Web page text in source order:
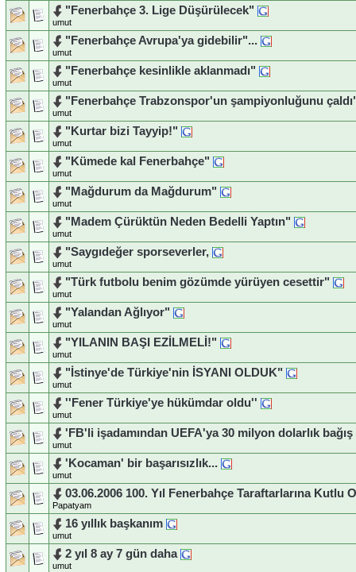
"Fenerbahçe 3. Lige Düşürülecek"
umut
"Fenerbahçe Avrupa'ya gidebilir"...
umut
"Fenerbahçe kesinlikle aklanmadı"
umut
"Fenerbahçe Trabzonspor'un şampiyonluğunu
umut
"Kurtar bizi Tayyip!"
umut
"Kümede kal Fenerbahçe"
umut
"Mağdurum da Mağdurum"
umut
"Madem Çürüktün Neden Bedelli Yaptın"
umut
"Saygıdeğer sporseverler,
umut
"Türk futbolu benim gözümde yürüyen cesettir"
umut
"Yalandan Ağlıyor"
umut
"YILANIN BAŞI EZİLMELİ!"
umut
"İstinye'de Türkiye'nin İSYANI OLDUK"
umut
''Fener Türkiye'ye hükümdar oldu''
umut
'FB'li işadamından UEFA'ya 30 milyon dolarlık bağış
umut
'Kocaman' bir başarısızlık...
umut
03.06.2006 100. Yıl Fenerbahçe Taraftarlarına Kutlu
Papatyam
16 yıllık başkanım
umut
2 yıl 8 ay 7 gün daha
umut